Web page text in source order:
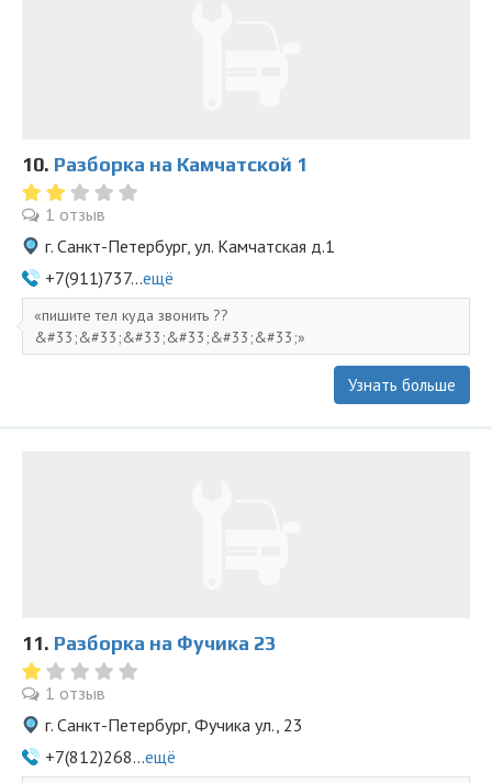
10. Разборка на Камчатской 1
1 отзыв
г. Санкт-Петербург, ул. Камчатская д.1
+7(911)737...ещё
пишите тел куда звонить ??
&#33;&#33;&#33;&#33;&#33;&#33;
Узнать больше
11. Разборка на Фучика 23
1 отзыв
г. Санкт-Петербург, Фучика ул., 23
+7(812)268...ещё